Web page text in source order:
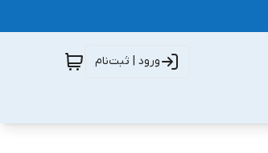
ورود | ثبت‌نام